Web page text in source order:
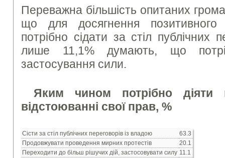
Переважна більшість опитаних
що для досягнення позитивного
потрібно сідати за стіл публічних
лише 11,1% думають, що
застосування сили.
Яким чином потрібно діяти
відстоюванні свої прав, %
Сісти за стіл публічних переговорів із владою
63.3
Продовжувати проведення мирних протестів
20.1
Переходити до більш рішучих дій, застосовувати силу 11.1